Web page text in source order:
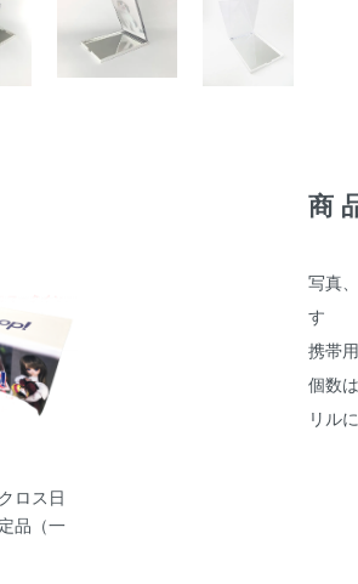
商
写真
す
携帯
個数
リル
ロス日
品（一